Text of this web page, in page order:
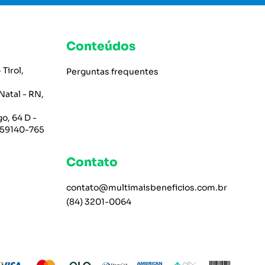
Tirol,
- RN,
64 D -
765
Conteúdos
Perguntas frequentes
Contato
contato@multimaisbeneficios.com.br
(84) 3201-0064